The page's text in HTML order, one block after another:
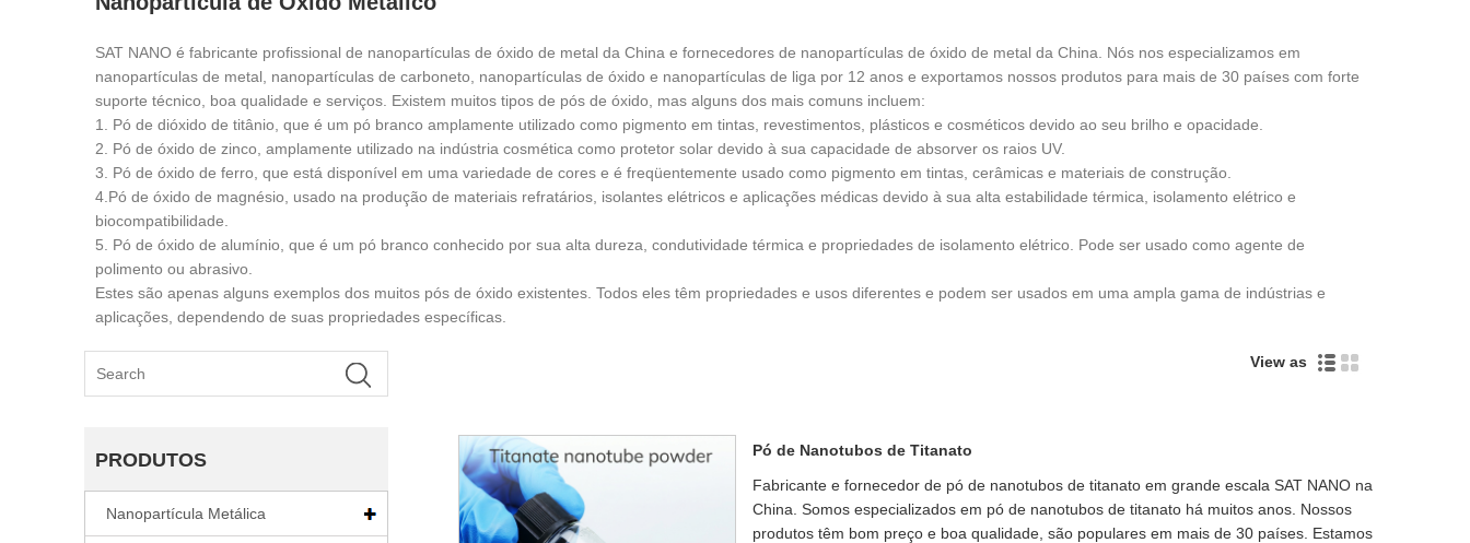
SAT NANO é fabricante profissional de nanopartículas de óxido de metal da China e fornecedores de nanopartículas de óxido de metal da China. Nós nos especializamos em
nanopartículas de metal, nanopartículas de carboneto, nanopartículas de óxido e nanopartículas de liga por 12 anos e exportamos nossos produtos para mais de 30 países com forte
suporte técnico, boa qualidade e serviços. Existem muitos tipos de pós de óxido, mas alguns dos mais comuns incluem:
1. Pó de dióxido de titânio, que é um pó branco amplamente utilizado como pigmento em tintas, revestimentos, plásticos e cosméticos devido ao seu brilho e opacidade.
2. Pó de óxido de zinco, amplamente utilizado na indústria cosmética como protetor solar devido à sua capacidade de absorver os raios UV.
3. Pó de óxido de ferro, que está disponível em uma variedade de cores e é freqüentemente usado como pigmento em tintas, cerâmicas e materiais de construção.
4.Pó de óxido de magnésio, usado na produção de materiais refratários, isolantes elétricos e aplicações médicas devido à sua alta estabilidade térmica, isolamento elétrico e
biocompatibilidade.
5. Pó de óxido de alumínio, que é um pó branco conhecido por sua alta dureza, condutividade térmica e propriedades de isolamento elétrico. Pode ser usado como agente de
polimento ou abrasivo.
Estes são apenas alguns exemplos dos muitos pós de óxido existentes. Todos eles têm propriedades e usos diferentes e podem ser usados ​​em uma ampla gama de indústrias e
aplicações, dependendo de suas propriedades específicas.
PRODUTOS
Nanopartícula Metálica
View as
Pó de Nanotubos de Titanato
Fabricante e fornecedor de pó de nanotubos de titanato em grande escala SAT NANO na
China. Somos especializados em pó de nanotubos de titanato há muitos anos. Nossos
produtos têm bom preço e boa qualidade, são populares em mais de 30 países. Estamos